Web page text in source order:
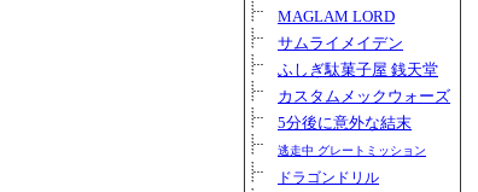
MAGLAM LORD
サムライメイデン
ふしぎ駄菓子屋 銭天堂
カスタムメックウォーズ
5分後に意外な結末
逃走中 グレートミッション
ドラゴンドリル